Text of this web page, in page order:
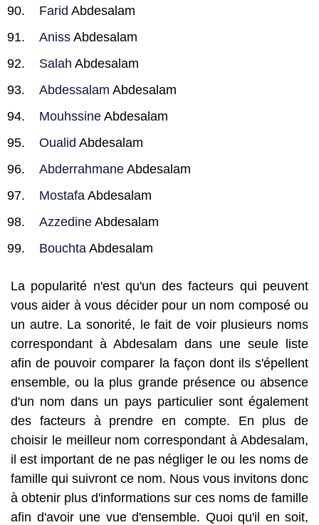
Farid Abdesalam
Aniss Abdesalam
Salah Abdesalam
Abdessalam Abdesalam
Mouhssine Abdesalam
Oualid Abdesalam
Abderrahmane Abdesalam
Mostafa Abdesalam
Azzedine Abdesalam
Bouchta Abdesalam
La popularité n'est qu'un des facteurs qui peuvent
vous aider à vous décider pour un nom composé ou
un autre. La sonorité, le fait de voir plusieurs noms
correspondant à Abdesalam dans une seule liste
afin de pouvoir comparer la façon dont ils s'épellent
ensemble, ou la plus grande présence ou absence
d'un nom dans un pays particulier sont également
des facteurs à prendre en compte. En plus de
choisir le meilleur nom correspondant à Abdesalam,
il est important de ne pas négliger le ou les noms de
famille qui suivront ce nom. Nous vous invitons donc
à obtenir plus d'informations sur ces noms de famille
afin d'avoir une vue d'ensemble. Quoi qu'il en soit,